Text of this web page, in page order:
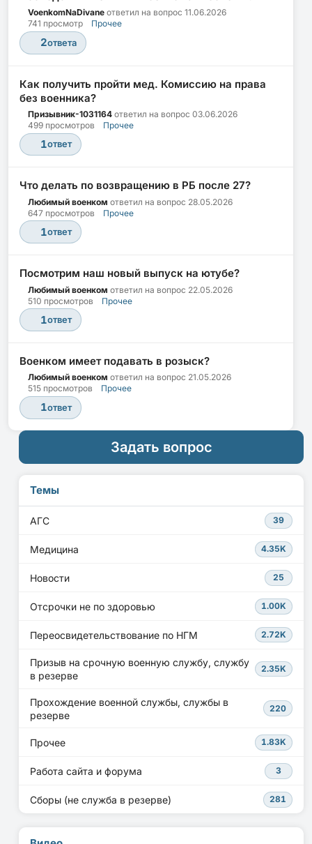
VoenkomNaDivane ответил на вопрос 11.06.2026
741 просмотр
Прочее
2ответа
Как получить пройти мед. Комиссию на права
без военника?
Призывник-1031164 ответил на вопрос 03.06.2026
499 просмотров
Прочее
1ответ
Что делать по возвращению в РБ после 27?
Любимый военком ответил на вопрос 28.05.2026
647 просмотров
Прочее
1ответ
Посмотрим наш новый выпуск на ютубе?
Любимый военком ответил на вопрос 22.05.2026
510 просмотров
Прочее
1ответ
Военком имеет подавать в розыск?
Любимый военком ответил на вопрос 21.05.2026
515 просмотров
Прочее
1ответ
Задать вопрос
Темы
АГС 39
Медицина 4.35K
Новости 25
Отсрочки не по здоровью 1.00K
Переосвидетельствование по НГМ 2.72K
Призыв на срочную военную службу, службу
в резерве
2.35K
Прохождение военной службы, службы в
резерве
220
Прочее 1.83K
Работа сайта и форума 3
Сборы (не служба в резерве) 281